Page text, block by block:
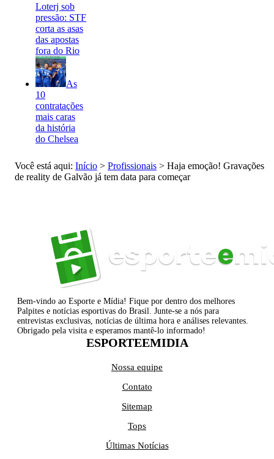
Loterj sob
pressão: STF
corta as asas
das apostas
fora do Rio
As
10
contratações
mais caras
da história
do Chelsea
Você está aqui: Início > Profissionais > Haja emoção! Gravações
de reality de Galvão já tem data para começar
Bem-vindo ao Esporte e Mídia! Fique por dentro dos melhores
Palpites e notícias esportivas do Brasil. Junte-se a nós para
entrevistas exclusivas, notícias de última hora e análises relevantes.
Obrigado pela visita e esperamos mantê-lo informado!
ESPORTEEMIDIA
Nossa equipe
Contato
Sitemap
Tops
Últimas Notícias